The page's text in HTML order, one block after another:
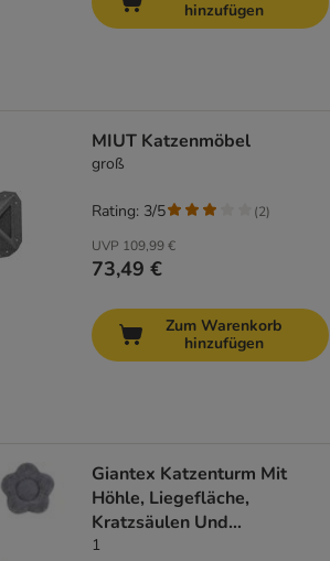
hinzufügen
MIUT Katzenmöbel
groß
UVP 109,99 €
73,49 €
Rating: 3/5 (2)
Zum Warenkorb
hinzufügen
Giantex Katzenturm Mit
Höhle, Liegefläche,
Kratzsäulen Und
Spielzubehör
1